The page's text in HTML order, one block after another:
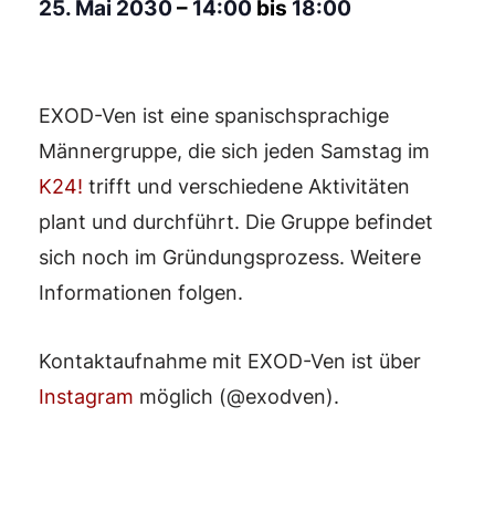
25. Mai 2030 – 14:00 bis 18:00
EXOD-Ven ist eine spanischsprachige
Männergruppe, die sich jeden Samstag im
K24! trifft und verschiedene Aktivitäten
plant und durchführt. Die Gruppe befindet
sich noch im Gründungsprozess. Weitere
Informationen folgen.
Kontaktaufnahme mit EXOD-Ven ist über
Instagram möglich (@exodven).